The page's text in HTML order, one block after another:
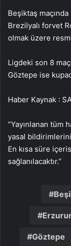
Beşiktaş
Brezilyalı forvet
olmak üzere resmi
Ligdeki son 8
Göztepe ise
Haber Kaynak :
“Yayınlanan
yasal
En kısa süre
sağlanılacaktır.”
Göztepe